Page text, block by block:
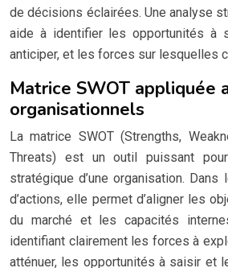
de décisions éclairées. Une analyse
aide à identifier les opportunités à
anticiper, et les forces sur lesquelles
Matrice SWOT appliquée
organisationnels
La matrice SWOT (Strengths,
Threats) est un outil puissant
stratégique d’une organisation.
d’actions, elle permet d’aligner les
du marché et les capacités
identifiant clairement les forces à
atténuer, les opportunités à saisir et